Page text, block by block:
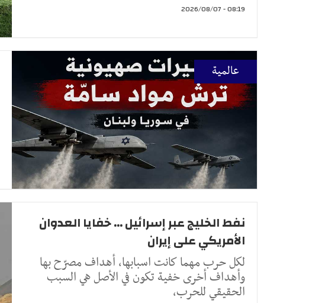
08:19 - 2026/08/07
عالمية
نفط الخليج عبر إسرائيل ... خفايا العدوان
الأمريكي على إيران
لكل حرب مهما كانت اسبابها، أهداف مصرّح بها
وأهداف أخرى خفية تكون في الأصل هي السبب
الحقيقي للحرب،